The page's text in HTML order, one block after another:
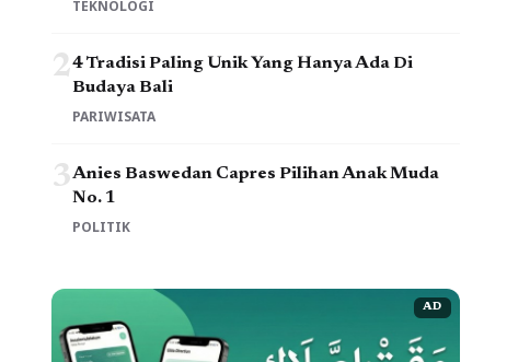
TEKNOLOGI
24 Tradisi Paling Unik Yang Hanya Ada Di
Budaya Bali
PARIWISATA
3Anies Baswedan Capres Pilihan Anak Muda
No. 1
POLITIK
AD